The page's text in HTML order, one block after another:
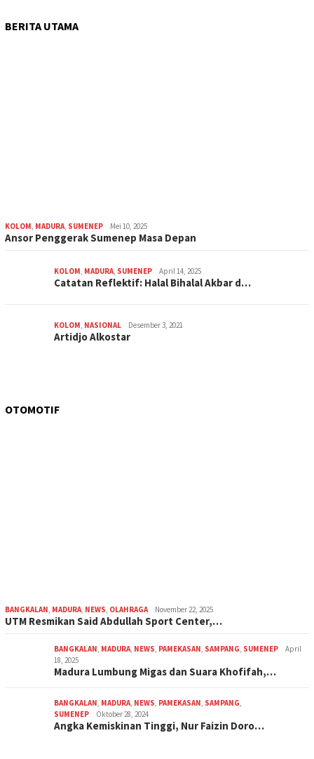
BERITA UTAMA
KOLOM, MADURA, SUMENEP Mei 10, 2025
Ansor Penggerak Sumenep Masa Depan
KOLOM, MADURA, SUMENEP April 14, 2025
Catatan Reflektif: Halal Bihalal Akbar d…
KOLOM, NASIONAL Desember 3, 2021
Artidjo Alkostar
OTOMOTIF
BANGKALAN, MADURA, NEWS, OLAHRAGA November 22, 2025
UTM Resmikan Said Abdullah Sport Center,…
BANGKALAN, MADURA, NEWS, PAMEKASAN, SAMPANG, SUMENEP
April
18, 2025
Madura Lumbung Migas dan Suara Khofifah,…
BANGKALAN, MADURA, NEWS, PAMEKASAN, SAMPANG,
SUMENEP
Oktober 28, 2024
Angka Kemiskinan Tinggi, Nur Faizin Doro…